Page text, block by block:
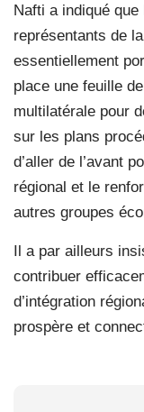
Nafti a indiqué
représentants de
essentiellement
place une feuille
multilatérale pour
sur les plans
d’aller de l’avant
régional et le
autres groupes
Il a par ailleurs
contribuer
d’intégration
prospère et